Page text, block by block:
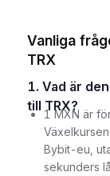
Vanliga
TRX
1. Vad är den aktuella växelkursen för MXN
till TRX?
1 MXN är
Bybit-eu,
sekunders